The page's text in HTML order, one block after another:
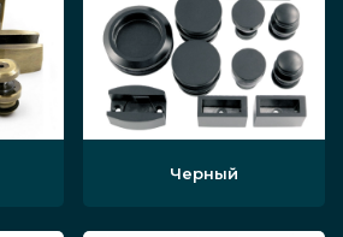
Черный